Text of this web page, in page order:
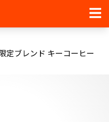
定ブレンド キーコーヒー